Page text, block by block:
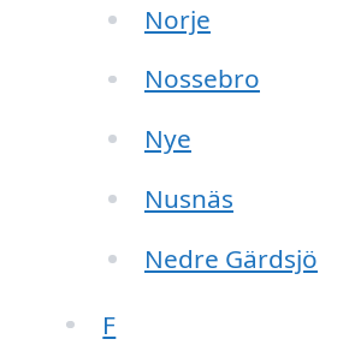
Norje
Nossebro
Nye
Nusnäs
Nedre Gärdsjö
F